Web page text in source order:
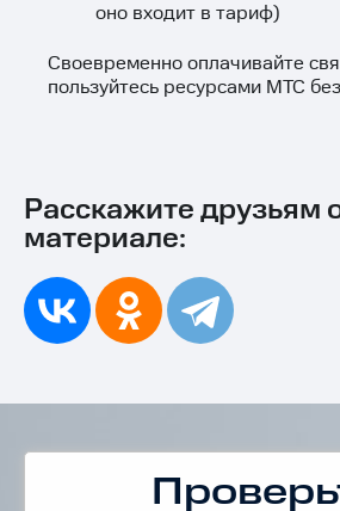
оно входит в тариф)
Своевременно оплачивайте
пользуйтесь ресурсами МТС
Расскажите друзьям
материале: